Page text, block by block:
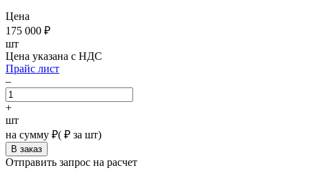
Цена
175 000 ₽
шт
Цена указана с НДС
Прайс лист
–
+
шт
на сумму ₽( ₽ за шт)
Отправить запрос на расчет